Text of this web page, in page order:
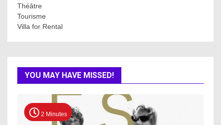
Théâtre
Tourisme
Villa for Rental
YOU MAY HAVE MISSED!
2 Minutes